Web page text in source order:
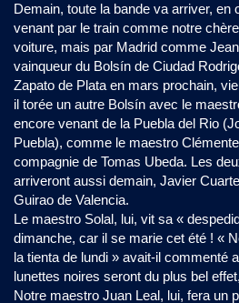
Demain, toute la bande va arriver, en
venant par le train comme notre
voiture, mais par Madrid comme
vainqueur du Bolsín de Ciudad
Zapato de Plata en mars prochain,
il torée un autre Bolsín avec le
encore venant de la Puebla del Rio
Puebla), comme le maestro
compagnie de Tomas Ubeda. Les
arriveront aussi demain, Javier
Guirao de Valencia.
Le maestro Solal, lui, vit sa «
dimanche, car il se marie cet été ! «
la tienta de lundi » avait-il commenté
lunettes noires seront du plus bel
Notre maestro Juan Leal, lui, fera un